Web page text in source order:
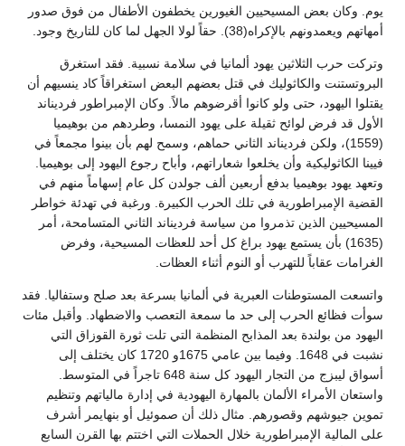
يوم. وكان بعض المسيحيين الغيورين يخطفون الأطفال من فوق صدور
أمهاتهم ويعمدونهم بالإكراه(38). حقاً لولا الجهل لما كان للتاريخ وجود.
وتركت حرب الثلاثين يهود ألمانيا في سلامة نسبية. فقد استغرق
البروتستنت والكاثوليك في قتل بعضهم البعض استغراقاً كاد ينسيهم أن
يقتلوا اليهود، حتى ولو كانوا أقرضوهم مالاً. وكان الإمبراطور فرديناند
الأول قد فرض لوائح ثقيلة على يهود النمسا، وطردهم من بوهيميا
(1559)، ولكن فرديناند الثاني حماهم، وسمح لهم بأن بينوا مجمعاً في
فيينا الكاثوليكية وأن يخلعوا شعاراتهم، وأباح رجوع اليهود إلى بوهيميا.
وتعهد يهود بوهيميا بدفع أربعين ألف جولدن كل عام إسهاماً منهم في
القضية الإمبراطورية في تلك الحرب الكبيرة. ورغبة في تهدئة خواطر
المسيحيين الذين تذمروا من سياسة فرديناند الثاني المتسامحة، أمر
(1635) بأن يستمع يهود براغ كل أحد للعظات المسيحية، وفرض
الغرامات عقاباً للتهرب أو النوم أثناء العظات.
واتسعت المستوطنات العبرية في ألمانيا بسرعة بعد صلح وستفاليا. فقد
سوأت فظائع الحرب إلى حد ما سمعة التعصب والاضطهاد. وأقبل مئات
اليهود من بولندة بعد المذابح المنظمة التي تلت ثورة القوزاق التي
نشبت في 1648. وفيما بين عامي 1675و 1720 كان يختلف إلى
أسواق ليبزج من التجار اليهود كل سنة 648 تاجراً في المتوسط.
واستعان الأمراء الألمان بالمهارة اليهودية في إدارة مالياتهم وتنظيم
تموين جيوشهم وقصورهم. مثال ذلك أن صموئيل أو بنهايمر أشرف
على المالية الإمبراطورية خلال الحملات التي اختتم بها القرن السابع